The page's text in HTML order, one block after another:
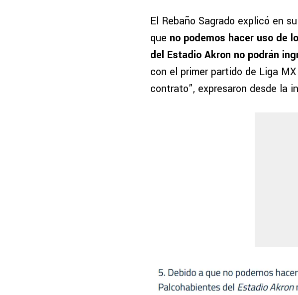
El Rebaño Sagrado explicó en
que no podemos hacer uso de
del Estadio Akron no podrán
con el primer partido de Liga
contrato”, expresaron desde la